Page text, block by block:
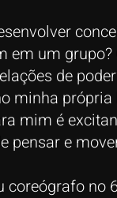
em um
de
minha
mim é
pensar e
no